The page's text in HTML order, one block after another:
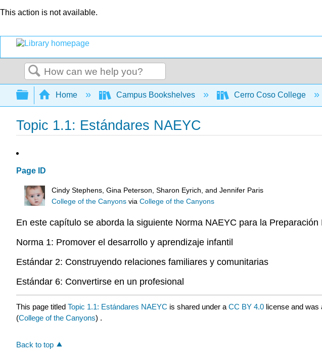
This action is not available.
Search
Expand/collapse global hierarchy
Home Campus Bookshelves Cerro Coso College
Topic 1.1: Estándares NAEYC
Page ID
Cindy Stephens, Gina Peterson, Sharon Eyrich, and Jennifer Paris
College of the Canyons viaCollege of the Canyons
En este capítulo se aborda la siguiente Norma NAEYC para la
Norma 1: Promover el desarrollo y aprendizaje infantil
Estándar 2: Construyendo relaciones familiares y comunitarias
Estándar 6: Convertirse en un profesional
This page titled Topic 1.1: Estándares NAEYC is shared under a CC BY 4.0 license and was
(College of the Canyons) .
Back to top